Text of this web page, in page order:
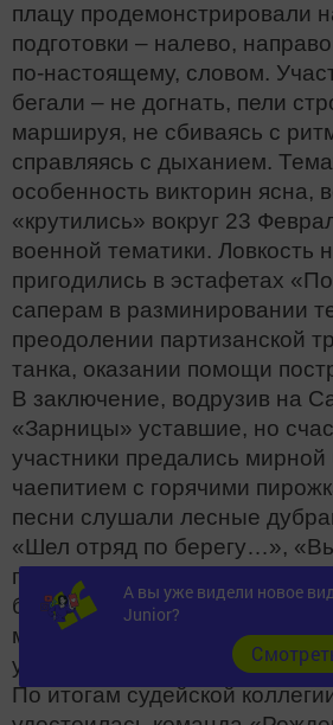
плацу продемонстрировали
подготовки – налево,
по-настоящему, словом.
бегали – не догнать, пели
маршируя, не сбиваясь с
справляясь с дыханием.
особенность викторин ясна,
«крутились» вокруг 23
военной тематики. Ловкость
пригодились в эстафетах
саперам в разминировании
преодолении партизанской
танка, оказании помощи
В заключение, водрузив на
«Зарницы» уставшие, но
участники предались мирной
чаепитием с горячими
песни слушали лесные
«Шел отряд по берегу…»,
печурке огонь…»,
боевой дух исполнителей
менее патриотичным «Мой
улица, мой адрес –
По итогам судейской
А вы уже видели новое
Junior?